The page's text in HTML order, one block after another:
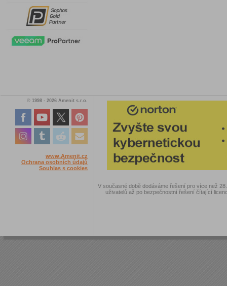
© 1998 - 2026 Amenit s.r.o.
www.Amenit.cz
Ochrana osobních údajů
Souhlas s cookies
V současné době dodáváme řešení pro více než
uživatelů až po bezpečnostní řešení čítající